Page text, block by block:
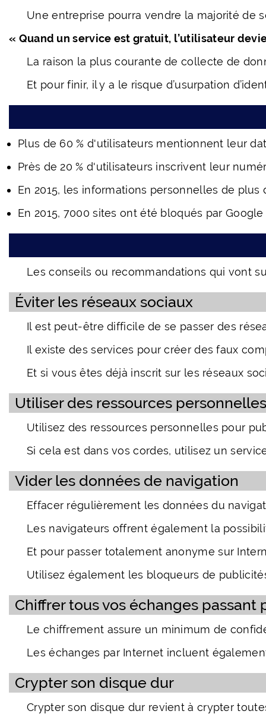
Une entreprise pourra vendre la majorité
« Quand un service est gratuit, l’utilisateur
La raison la plus courante de collecte de
Et pour finir, il y a le risque d’usurpation
Plus de 60 % d'utilisateurs mentionnent leur
Près de 20 % d'utilisateurs inscrivent leur
En 2015, les informations personnelles de
En 2015, 7000 sites ont été bloqués par
Les conseils ou recommandations qui vont
Éviter les réseaux sociaux
Il est peut-être difficile de se passer des
Il existe des services pour créer des faux
Et si vous êtes déjà inscrit sur les réseaux
Utiliser des ressources personnelles
Utilisez des ressources personnelles pour
Si cela est dans vos cordes, utilisez un
Vider les données de navigation
Effacer régulièrement les données du
Les navigateurs offrent également la
Et pour passer totalement anonyme sur
Utilisez également les bloqueurs de
Chiffrer tous vos échanges passant
Le chiffrement assure un minimum de
Les échanges par Internet incluent
Crypter son disque dur
Crypter son disque dur revient à crypter